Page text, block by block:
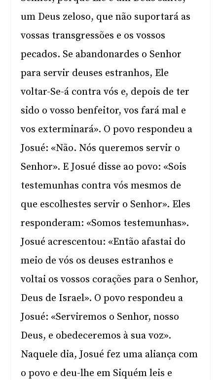
um Deus zeloso, que não suportará as
vossas transgressões e os vossos
pecados. Se abandonardes o Senhor
para servir deuses estranhos, Ele
voltar-Se-á contra vós e, depois de ter
sido o vosso benfeitor, vos fará mal e
vos exterminará». O povo respondeu a
Josué: «Não. Nós queremos servir o
Senhor». E Josué disse ao povo: «Sois
testemunhas contra vós mesmos de
que escolhestes servir o Senhor». Eles
responderam: «Somos testemunhas».
Josué acrescentou: «Então afastai do
meio de vós os deuses estranhos e
voltai os vossos corações para o Senhor,
Deus de Israel». O povo respondeu a
Josué: «Serviremos o Senhor, nosso
Deus, e obedeceremos à sua voz».
Naquele dia, Josué fez uma aliança com
o povo e deu-lhe em Siquém leis e